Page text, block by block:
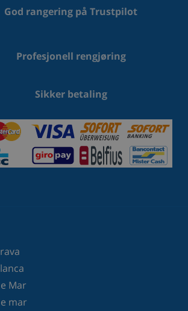
God rangering på Trustpilot
Profesjonell rengjøring
Sikker betaling
Mar
mar